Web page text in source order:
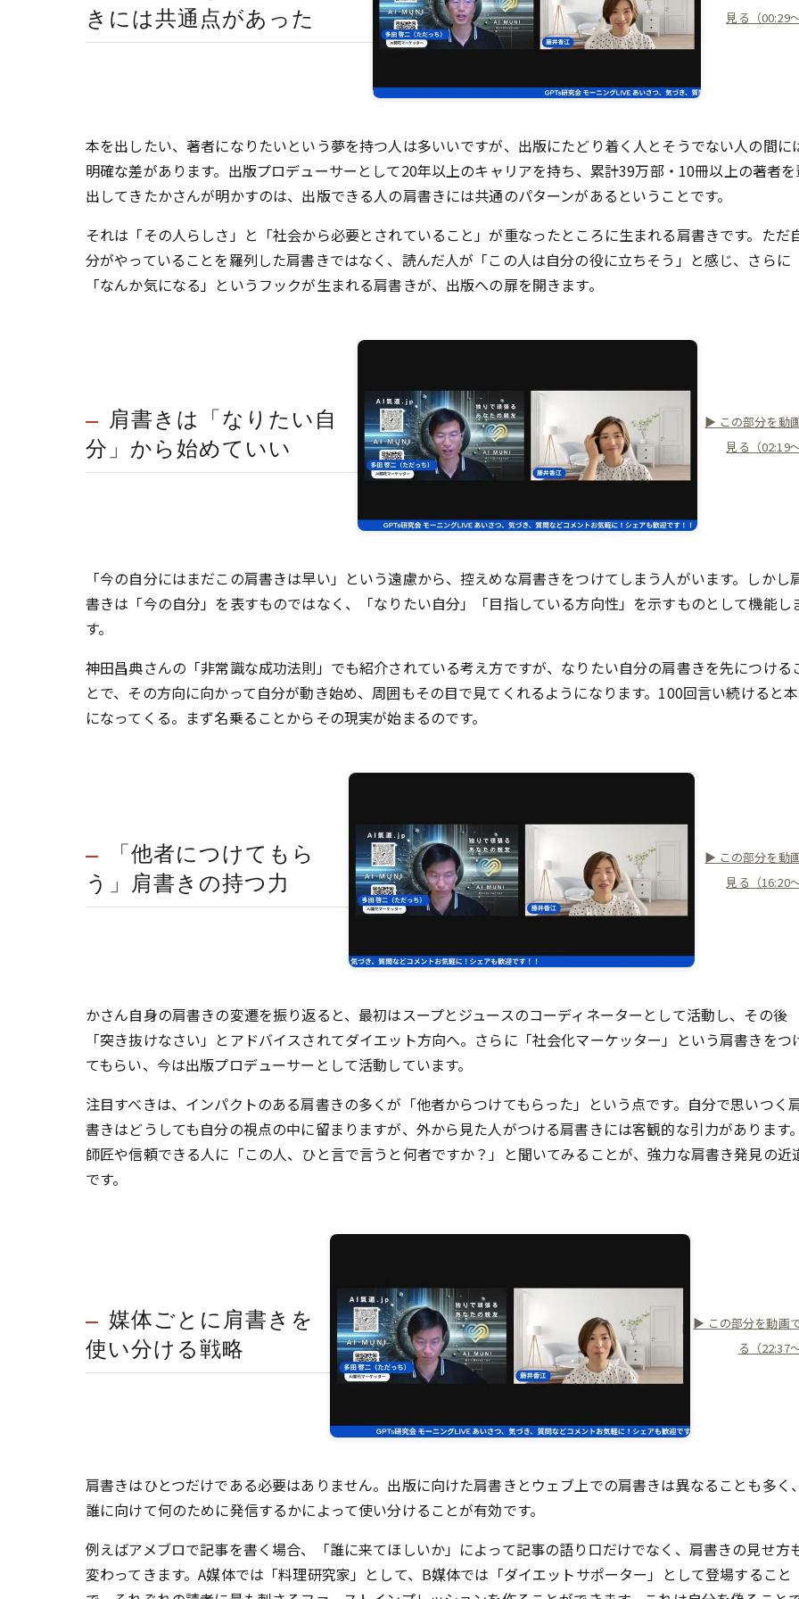
きには共通点があった
見る（00:29〜
本を出したい、著者になりたいという夢を持つ人は多いいですが、出版にたどり着く人とそうでない人の間に
明確な差があります。出版プロデューサーとして20年以上のキャリアを持ち、累計39万部・10冊以上の著者
出してきたかさんが明かすのは、出版できる人の肩書きには共通のパターンがあるということです。
それは「その人らしさ」と「社会から必要とされていること」が重なったところに生まれる肩書きです。ただ
分がやっていることを羅列した肩書きではなく、読んだ人が「この人は自分の役に立ちそう」と感じ、さらに
「なんか気になる」というフックが生まれる肩書きが、出版への扉を開きます。
肩書きは「なりたい自
分」から始めていい
▶ この部分を動
見る（02:19〜
「今の自分にはまだこの肩書きは早い」という遠慮から、控えめな肩書きをつけてしまう人がいます。しかし
書きは「今の自分」を表すものではなく、「なりたい自分」「目指している方向性」を示すものとして機能し
す。
神田昌典さんの「非常識な成功法則」でも紹介されている考え方ですが、なりたい自分の肩書きを先につける
とで、その方向に向かって自分が動き始め、周囲もその目で見てくれるようになります。100回言い続けると
になってくる。まず名乗ることからその現実が始まるのです。
「他者につけてもら
う」肩書きの持つ力
▶ この部分を動
見る（16:20〜
かさん自身の肩書きの変遷を振り返ると、最初はスープとジュースのコーディネーターとして活動し、その後
「突き抜けなさい」とアドバイスされてダイエット方向へ。さらに「社会化マーケッター」という肩書きをつ
てもらい、今は出版プロデューサーとして活動しています。
注目すべきは、インパクトのある肩書きの多くが「他者からつけてもらった」という点です。自分で思いつく
書きはどうしても自分の視点の中に留まりますが、外から見た人がつける肩書きには客観的な引力があります。
師匠や信頼できる人に「この人、ひと言で言うと何者ですか？」と聞いてみることが、強力な肩書き発見の近
です。
媒体ごとに肩書きを
使い分ける戦略
▶ この部分を動画
る（22:37〜
肩書きはひとつだけである必要はありません。出版に向けた肩書きとウェブ上での肩書きは異なることも多く、
誰に向けて何のために発信するかによって使い分けることが有効です。
例えばアメブロで記事を書く場合、「誰に来てほしいか」によって記事の語り口だけでなく、肩書きの見せ方
変わってきます。A媒体では「料理研究家」として、B媒体では「ダイエットサポーター」として登場すること